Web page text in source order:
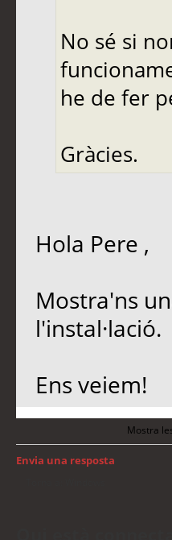
No sé si
he de fer
Gràcies.
Hola Pere ,
Mostra'ns
l'instal·lació.
Ens veiem!
Mostra
Envia una resposta